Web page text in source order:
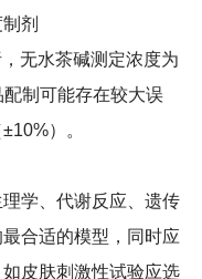
剂
无水茶碱测定浓度为
制可能存在较大误
）。
学、代谢反应、遗传
合适的模型，同时应
皮肤刺激性试验应选